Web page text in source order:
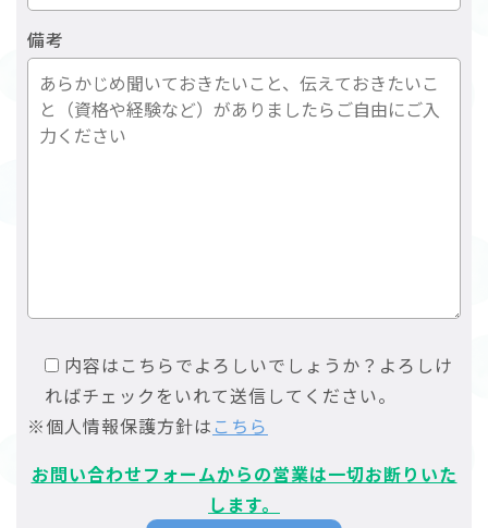
備考
内容はこちらでよろしいでしょうか？よろしけ
ればチェックをいれて送信してください。
※個人情報保護方針は こちら
お問い合わせフォームからの営業は一切お断りいた
します。